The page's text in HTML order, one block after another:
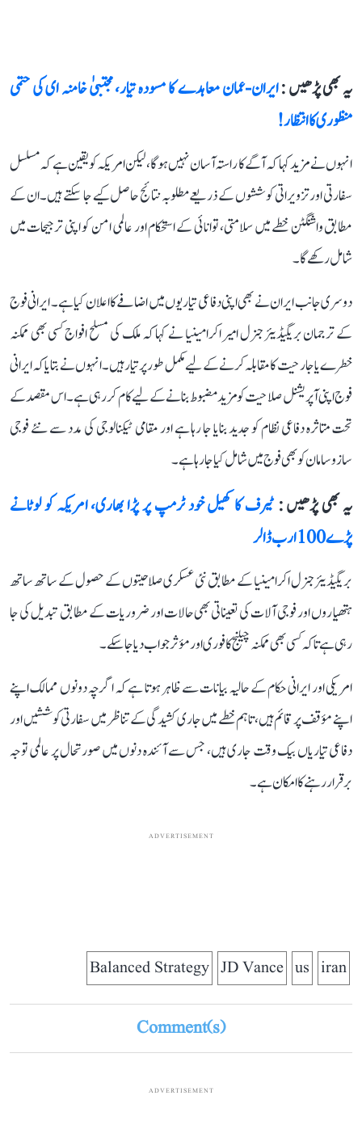
یہ بھی پڑھیں :ایران-عمان معاہدے کا مسودہ تیار، مجتبیٰ خامنہ ای کی حتمی
منظوری کا انتظار!
انہوں نے مزید کہا کہ آگے کا راستہ آسان نہیں ہوگا، لیکن امریکہ کو یقین ہے کہ مسلسل
سفارتی اور تزویراتی کوششوں کے ذریعے مطلوبہ نتائج حاصل کیے جا سکتے ہیں۔ ان کے
مطابق واشنگٹن خطے میں سلامتی، توانائی کے استحکام اور عالمی امن کو اپنی ترجیحات میں
شامل رکھے گا۔
دوسری جانب ایران نے بھی اپنی دفاعی تیاریوں میں اضافے کا اعلان کیا ہے۔ ایرانی فوج
کے ترجمان بریگیڈیئر جنرل امیر اکرامینیا نے کہا کہ ملک کی مسلح افواج کسی بھی ممکنہ
خطرے یا جارحیت کا مقابلہ کرنے کے لیے مکمل طور پر تیار ہیں۔ انہوں نے بتایا کہ ایرانی
فوج اپنی آپریشنل صلاحیت کو مزید مضبوط بنانے کے لیے کام کر رہی ہے۔ اس مقصد کے
تحت متاثرہ دفاعی نظام کو جدید بنایا جا رہا ہے اور مقامی ٹیکنالوجی کی مدد سے نئے فوجی
سازوسامان کو بھی فوج میں شامل کیا جا رہا ہے۔
یہ بھی پڑھیں :ٹیرف کا کھیل خود ٹرمپ پر پڑا بھاری، امریکہ کو لوٹانے
پڑے 100 ارب ڈالر
بریگیڈیئر جنرل اکرامینیا کے مطابق نئی عسکری صلاحیتوں کے حصول کے ساتھ ساتھ
ہتھیاروں اور فوجی آلات کی تعیناتی بھی حالات اور ضروریات کے مطابق تبدیل کی جا
رہی ہے تاکہ کسی بھی ممکنہ چیلنج کا فوری اور مؤثر جواب دیا جا سکے۔
امریکی اور ایرانی حکام کے حالیہ بیانات سے ظاہر ہوتا ہے کہ اگرچہ دونوں ممالک اپنے
اپنے مؤقف پر قائم ہیں، تاہم خطے میں جاری کشیدگی کے تناظر میں سفارتی کوششیں اور
دفاعی تیاریاں بیک وقت جاری ہیں، جس سے آئندہ دنوں میں صورتحال پر عالمی توجہ
برقرار رہنے کا امکان ہے۔
ADVERTISEMENT
iran
us
JD Vance
Balanced Strategy
Comment(s)
ADVERTISEMENT